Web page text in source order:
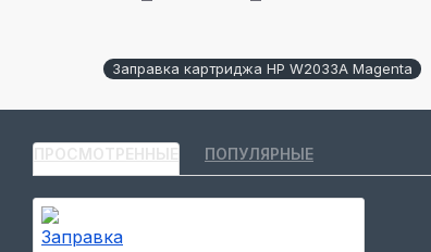
Заправка картриджа HP W2033A Magenta
ПРОСМОТРЕННЫЕ ПОПУЛЯРНЫЕ